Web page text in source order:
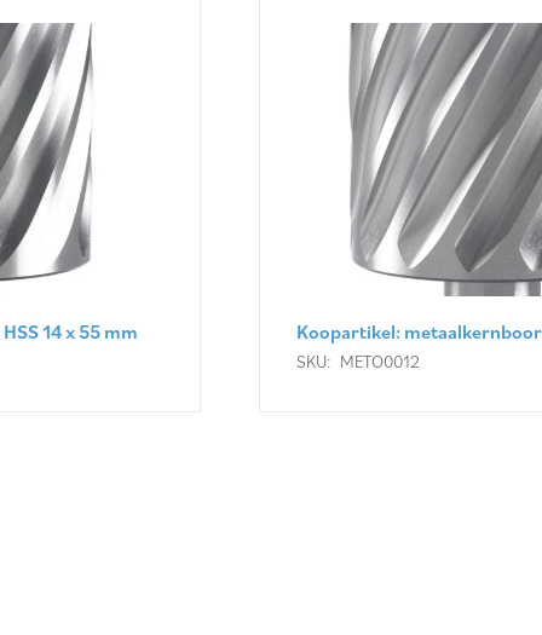
Koopartikel: metaalkernboor HSS 12 x 55 mm